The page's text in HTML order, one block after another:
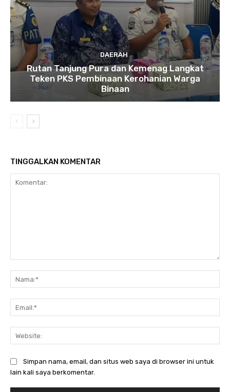
DAERAH
Rutan Tanjung Pura dan Kemenag Langkat
Teken PKS Pembinaan Kerohanian Warga
Binaan
TINGGALKAN KOMENTAR
Simpan nama, email, dan situs web saya di browser ini untuk
lain kali saya berkomentar.